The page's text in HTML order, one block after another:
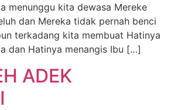
menunggu kita dewasa Mereke
dan Mereka tidak pernah benci
terkadang kita membuat Hatinya
dan Hatinya menangis Ibu […]
ADEK